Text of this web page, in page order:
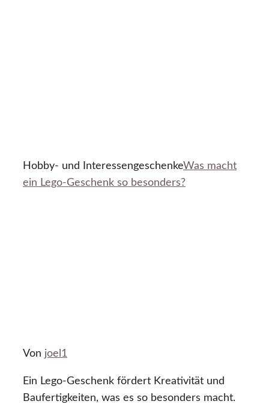
Hobby- und InteressengeschenkeWas macht
ein Lego-Geschenk so besonders?
Von joel1
Ein Lego-Geschenk fördert Kreativität und
Baufertigkeiten, was es so besonders macht.